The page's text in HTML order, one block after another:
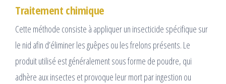
Traitement chimique
Cette méthode consiste à appliquer un insecticide spécifique sur
le nid afin d’éliminer les guêpes ou les frelons présents. Le
produit utilisé est généralement sous forme de poudre, qui
adhère aux insectes et provoque leur mort par ingestion ou